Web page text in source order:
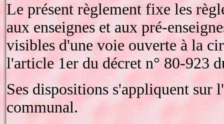
Le présent règlement fixe les
aux enseignes et aux pré-
visibles d'une voie ouverte à la
l'article 1er du décret n° 80-923
Ses dispositions s'appliquent sur
communal.